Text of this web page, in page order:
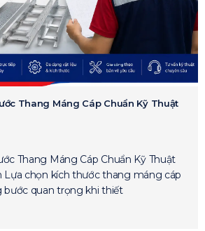
Thang Máng Cáp Chuẩn Kỹ Thuật
Thang Máng Cáp Chuẩn Kỹ Thuật
Lựa chọn kích thước thang máng cáp
quan trọng khi thiết